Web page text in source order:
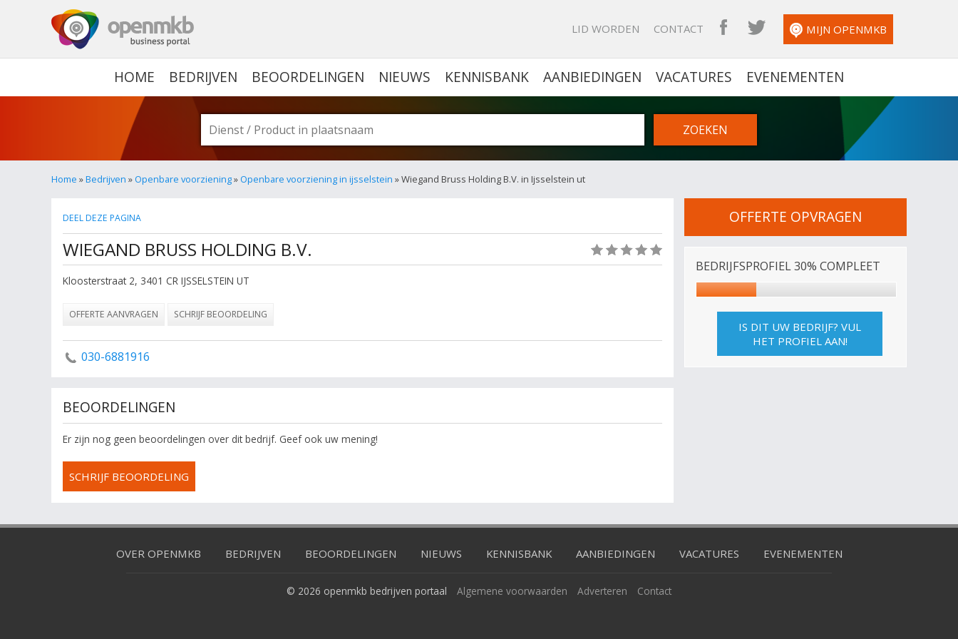
LID WORDEN CONTACT OPENMKB FACEBOOK
OPENMKB TWITTER
MIJN OPENMKB
HOME BEDRIJVEN BEOORDELINGEN NIEUWS KENNISBANK AANBIEDINGEN VACATURES EVENEMENTEN
Home »Bedrijven » Openbare voorziening» Openbare voorziening in ijsselstein » Wiegand Bruss Holding B.V. in Ijsselstein ut
DEEL DEZE PAGINA
WIEGAND BRUSS HOLDING B.V.
Kloosterstraat 2, 3401 CR IJSSELSTEIN UT
OFFERTE AANVRAGEN SCHRIJF BEOORDELING
030-6881916
BEOORDELINGEN
Er zijn nog geen beoordelingen over dit bedrijf. Geef ook uw mening!
SCHRIJF BEOORDELING
OFFERTE OPVRAGEN
BEDRIJFSPROFIEL 30% COMPLEET
IS DIT UW BEDRIJF? VUL
HET PROFIEL AAN!
OVER OPENMKB BEDRIJVEN BEOORDELINGEN NIEUWS KENNISBANK AANBIEDINGEN VACATURES EVENEMENTEN
© 2026 openmkb bedrijven portaal Algemene voorwaarden Adverteren Contact